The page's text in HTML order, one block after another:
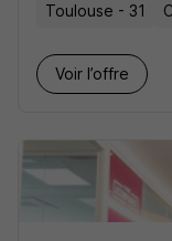
Toulouse - 31
Voir l’offre